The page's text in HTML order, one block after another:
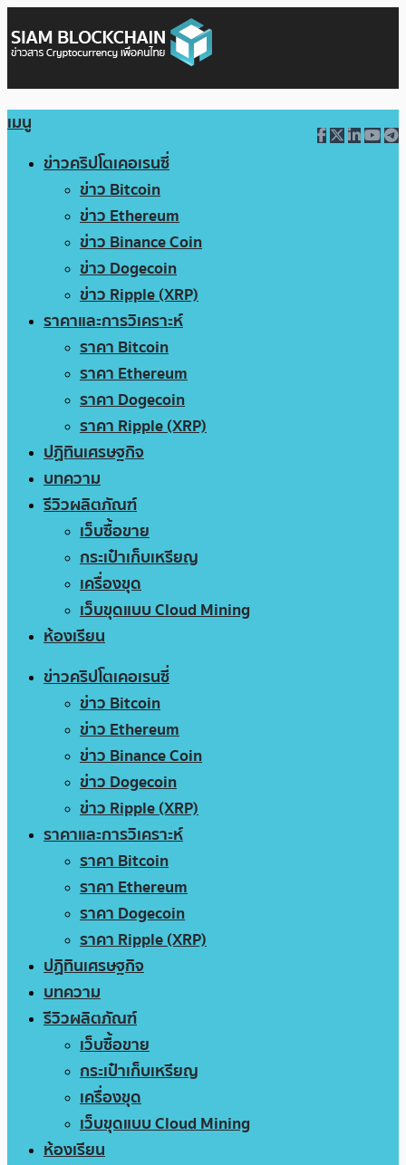
เมนู
ข่าวคริปโตเคอเรนซี่
ข่าว Bitcoin
ข่าว Ethereum
ข่าว Binance Coin
ข่าว Dogecoin
ข่าว Ripple (XRP)
ราคาและการวิเคราะห์
ราคา Bitcoin
ราคา Ethereum
ราคา Dogecoin
ราคา Ripple (XRP)
ปฏิทินเศรษฐกิจ
บทความ
รีวิวผลิตภัณฑ์
เว็บซื้อขาย
กระเป๋าเก็บเหรียญ
เครื่องขุด
เว็บขุดแบบ Cloud Mining
ห้องเรียน
ข่าวคริปโตเคอเรนซี่
ข่าว Bitcoin
ข่าว Ethereum
ข่าว Binance Coin
ข่าว Dogecoin
ข่าว Ripple (XRP)
ราคาและการวิเคราะห์
ราคา Bitcoin
ราคา Ethereum
ราคา Dogecoin
ราคา Ripple (XRP)
ปฏิทินเศรษฐกิจ
บทความ
รีวิวผลิตภัณฑ์
เว็บซื้อขาย
กระเป๋าเก็บเหรียญ
เครื่องขุด
เว็บขุดแบบ Cloud Mining
ห้องเรียน